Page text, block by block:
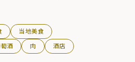
当地美食
酒
肉 酒店